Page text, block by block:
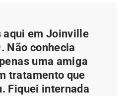
aqui em Joinville
Não conhecia
uma amiga
tratamento que
Fiquei internada